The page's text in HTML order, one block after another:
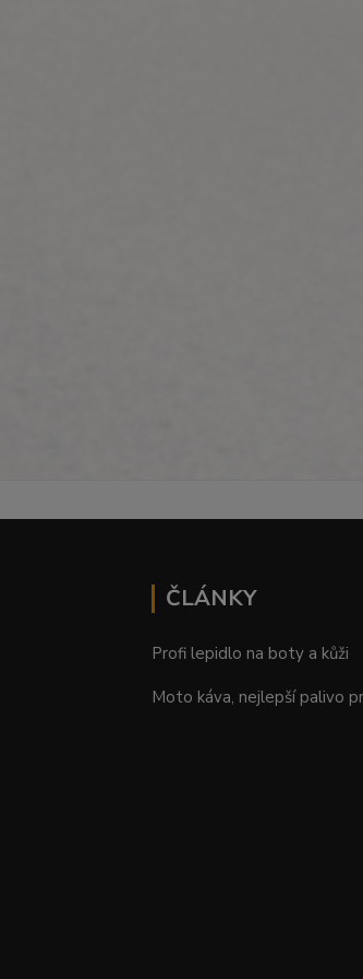
ČLÁNKY
Profi lepidlo na boty a kůži
Moto káva, nejlepší palivo